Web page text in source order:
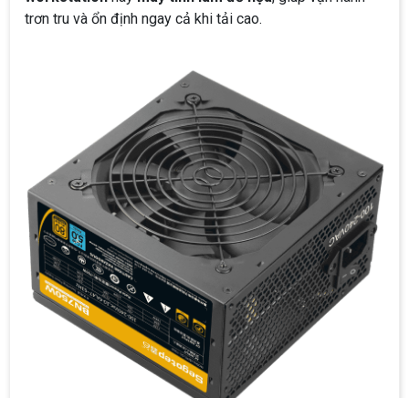
trơn tru và ổn định ngay cả khi tải cao.